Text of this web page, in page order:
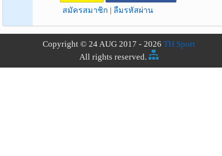
สมัครสมาชิก | ลืมรหัสผ่าน
Copyright © 24 AUG 2017 - 2026 TH Sport
All rights reserved.